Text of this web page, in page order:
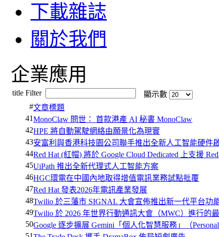
下載雜誌
關於我們
企業應用
title Filter
顯示數
#文章標題
41MonoClaw 問世： 首款港產 AI 秘書 MonoClaw
42HPE 將自動駕駛網絡由願景化為現實
43安富利與香港科技園公司聯手推出全新人工智能硬件
44Red Hat (紅帽) 將於 Google Cloud Dedicated 上支援
45UiPath 推出全新代理式人工智能方案
46HGC環電在中國內地取得增值電訊業務試點批覆
47Red Hat 發表2026年電訊產業發展
48Twilio 於三藩市 SIGNAL 大會宣佈推出新一代平台功
49Twilio 於 2026 年世界行動通訊大會（MWC）進行的
50Google 逐步擴展 Gemini「個人化智慧服務」（